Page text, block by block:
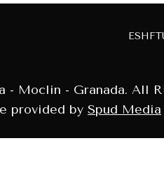
- Moclin - Granada. All
provided by Spud Media